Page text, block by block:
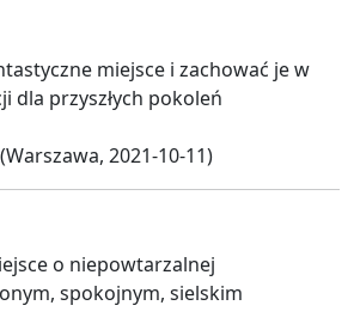
miejsce i zachować je w
dla przyszłych pokoleń
(Warszawa, 2021-10-11)
o niepowtarzalnej
spokojnym, sielskim